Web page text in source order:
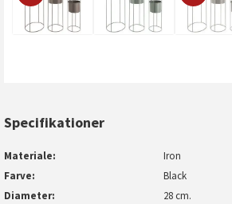
Specifikationer
Materiale
Iron
Farve
Black
Diameter
28 cm.